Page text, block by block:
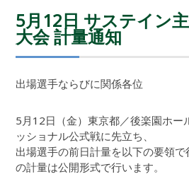
5月12日 サステイン
大会 計量通知
出場選手ならびに関係各位
5月12日（金）東京都／後楽園ホー
ッショナル公式戦に先立ち、
出場選手の前日計量を以下の要領
の計量は公開形式で行います。